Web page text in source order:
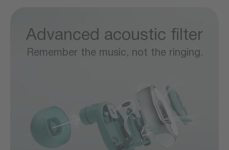
Advanced acoustic filter
Remember the music, not the ringing.